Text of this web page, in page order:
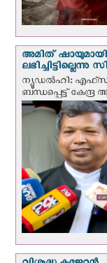
അമിത് ഷായുമായി
ന്യൂഡല്‍ഹി:
ബന്ധപ്പെട്ട് കേന്ദ്ര